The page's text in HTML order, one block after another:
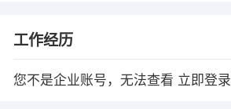
工作经历
您不是企业账号，无法查看 立即登录